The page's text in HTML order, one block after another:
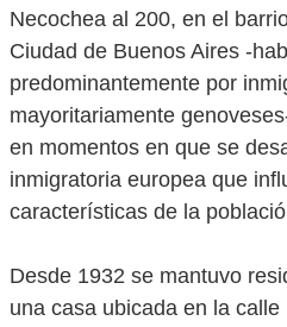
Necochea al 200, en el
Ciudad de Buenos Aires -
predominantemente por
mayoritariamente
en momentos en que se
inmigratoria europea que
características de la
Desde 1932 se mantuvo
una casa ubicada en la calle